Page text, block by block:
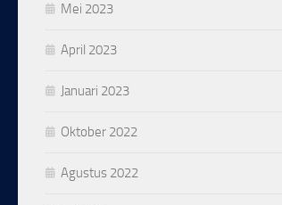
Mei 2023
April 2023
Januari 2023
Oktober 2022
Agustus 2022